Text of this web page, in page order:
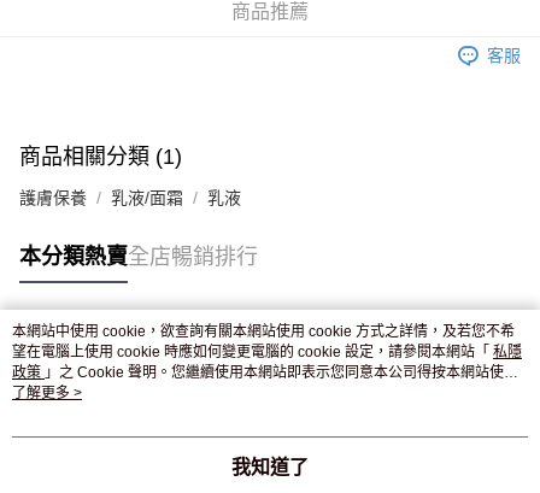
付款後門市自取，訂單確認後2-4個工作天到店，7天內取。逾期後
商品推薦
客服
商品相關分類 (1)
護膚保養 乳液/面霜 乳液
本分類熱賣全店暢銷排行
熱門標籤
熱銷排行
本網站中使用 cookie，欲查詢有關本網站使用 cookie 方式之詳情，及若您不希
望在電腦上使用 cookie 時應如何變更電腦的 cookie 設定，請參閱本網站「 私隱
政策 」之 Cookie 聲明。您繼續使用本網站即表示您同意本公司得按本網站使用
條款之 Cookie 聲明使用 cookie。
了解更多 >
我知道了